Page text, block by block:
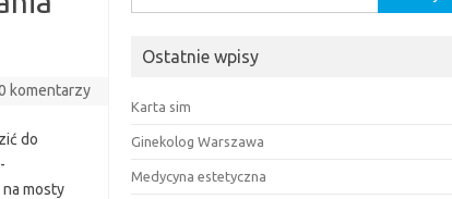
komentarzy
do
mosty
Ostatnie wpisy
Karta sim
Ginekolog Warszawa
Medycyna estetyczna